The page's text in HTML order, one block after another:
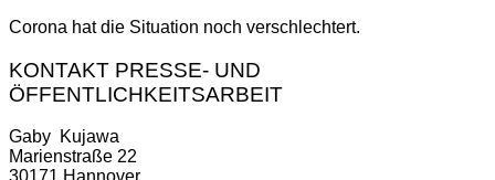
Corona hat die Situation noch verschlechtert.
KONTAKT PRESSE- UND
ÖFFENTLICHKEITSARBEIT
Gaby Kujawa
Marienstraße 22